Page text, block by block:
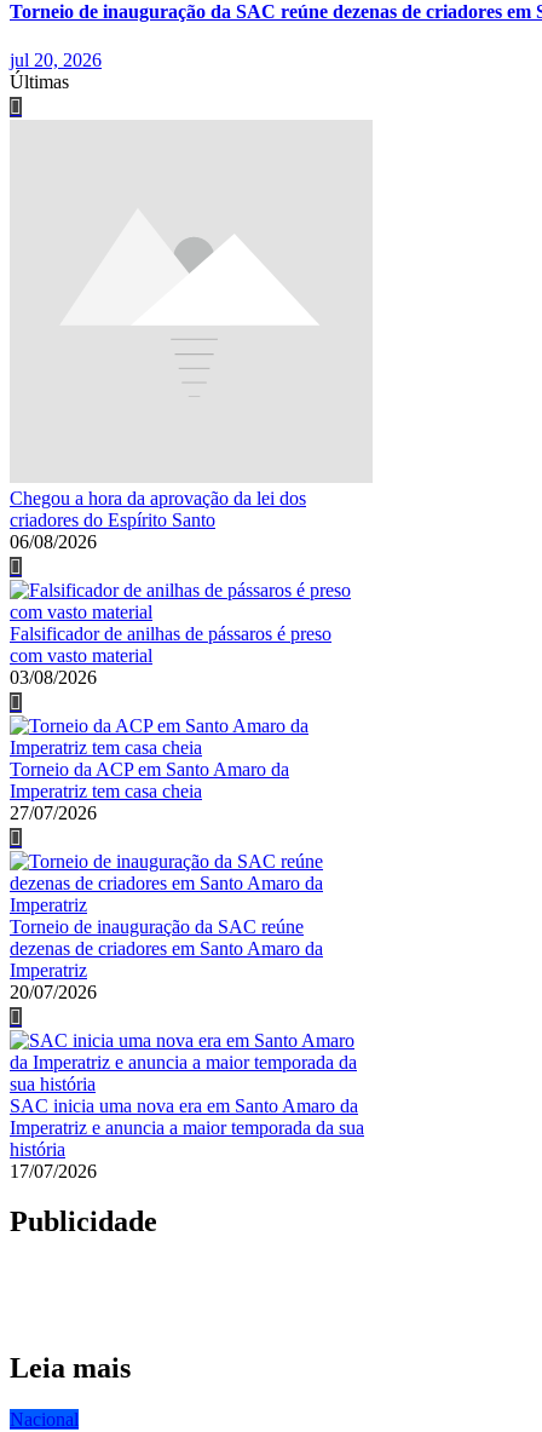
Torneio de inauguração da SAC reúne dezenas de criadores
jul 20, 2026
Últimas
Chegou a hora da aprovação da lei dos
criadores do Espírito Santo
06/08/2026
Falsificador de anilhas de pássaros é preso
com vasto material
03/08/2026
Torneio da ACP em Santo Amaro da
Imperatriz tem casa cheia
27/07/2026
Torneio de inauguração da SAC reúne
dezenas de criadores em Santo Amaro da
Imperatriz
20/07/2026
SAC inicia uma nova era em Santo Amaro da
Imperatriz e anuncia a maior temporada da sua
história
17/07/2026
Publicidade
Leia mais
Nacional